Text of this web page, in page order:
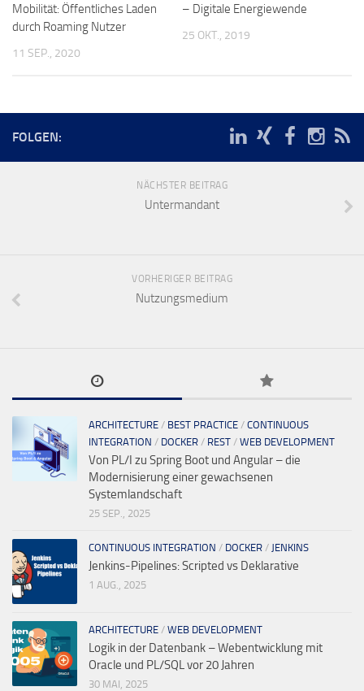
Mobilität: Öffentliches Laden
durch Roaming Nutzer
11 SEP., 2020
– Digitale Energiewende
25 OKT., 2019
FOLGEN:
NÄCHSTER BEITRAG
Untermandant
VORHERIGER BEITRAG
Nutzungsmedium
ARCHITECTURE / BEST PRACTICE / CONTINUOUS
INTEGRATION / DOCKER / REST / WEB DEVELOPMENT
Von PL/I zu Spring Boot und Angular – die
Modernisierung einer gewachsenen
Systemlandschaft
25 SEP., 2025
CONTINUOUS INTEGRATION / DOCKER / JENKINS
Jenkins-Pipelines: Scripted vs Deklarative
1 AUG., 2025
ARCHITECTURE / WEB DEVELOPMENT
Logik in der Datenbank – Webentwicklung mit
Oracle und PL/SQL vor 20 Jahren
30 MAI, 2025